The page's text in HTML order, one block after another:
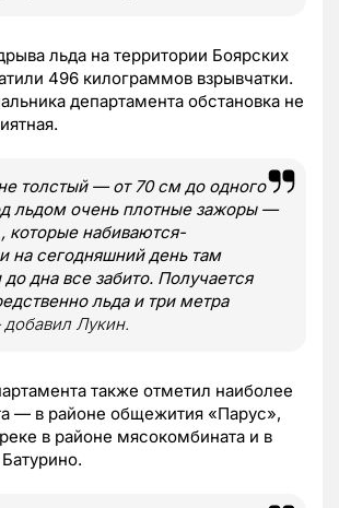
льда на территории Боярских
496 килограммов взрывчатки.
департамента обстановка не
толстый — от 70 см до одного
льдом очень плотные зажоры —
которые набиваются-
на сегодняшний день там
до дна все забито. Получается
льда и три метра
Лукин.
также отметил наиболее
— в районе общежития «Парус»,
в районе мясокомбината и в